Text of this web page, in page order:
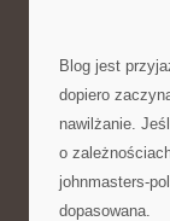
Blog jest
dopiero
nawilżanie.
o
johnmasters-
dopasowana.